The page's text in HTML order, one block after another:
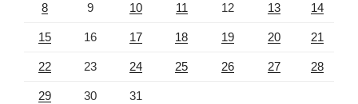
8 9 10 11 12 13 14
15 16 17 18 19 20 21
22 23 24 25 26 27 28
29 30 31